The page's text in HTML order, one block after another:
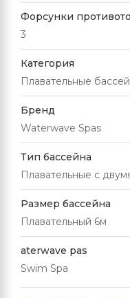
Форсунки
3
Категория
Плавательные
Бренд
Waterwave Spas
Тип бассейна
Плавательные с
Размер бассейна
Плавательный 6м
aterwave pas
Swim Spa